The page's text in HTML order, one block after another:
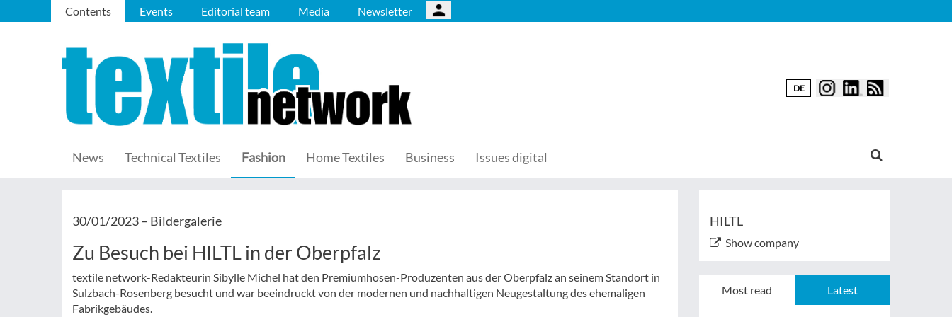
Contents Events Editorial team Media Newsletter
DE
News Technical Textiles Fashion Home Textiles Business Issues digital
30/01/2023 – Bildergalerie
Zu Besuch bei HILTL in der Oberpfalz
textile network-Redakteurin Sibylle Michel hat den Premiumhosen-Produzenten aus der Oberpfalz an seinem Standort in
Sulzbach-Rosenberg besucht und war beeindruckt von der modernen und nachhaltigen Neugestaltung des ehemaligen
Fabrikgebäudes.
HILTL
Show company
Most read Latest